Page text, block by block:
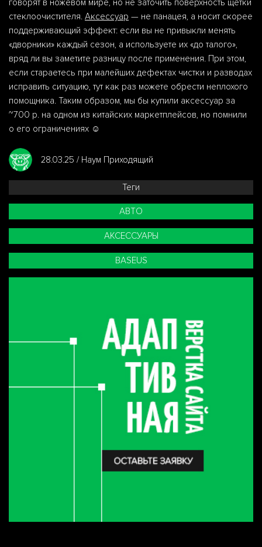
28.03.25 / Наум Приходящий
Теги
АВТО
АКСЕССУАРЫ
BASEUS
говорят в ножевом мире, но не заточить поверхность щётки
стеклоочистителя. Аксессуар — не панацея, а носит скорее
поддерживающий эффект: если вы не привыкли менять
«дворники» каждый сезон, а используете их «до талого»,
вряд ли вы заметите разницу после применения. При этом,
если стараетесь при малейших дефектах чистки и разводах
исправить ситуацию, тут как раз можете обрести неплохого
помощника. Таким образом, мы бы купили аксессуар за
~700 р. на одном из китайских маркетплейсов, но помнили
о его ограничениях ☺️